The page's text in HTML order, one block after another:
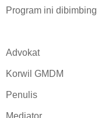
Program ini
Advokat
Korwil GMDM
Penulis
Mediator